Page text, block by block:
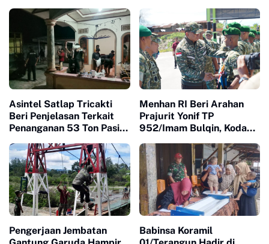
Teguhkan Semangat
Manunggal Bersama
Rakyat
Mengumpulkan Batu
Untuk Jembatan Gantung
Asintel Satlap Tricakti
Beri Penjelasan Terkait
Penanganan 53 Ton Pasir
Menhan RI Beri Arahan
Prajurit Yonif TP
952/Imam Bulqin, Kodam
Percepat Penguatan
Satuan
Pengerjaan Jembatan
Babinsa Koramil